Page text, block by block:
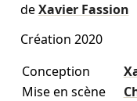
deXavier Fassion
Création 2020
Conception
Mise en scène